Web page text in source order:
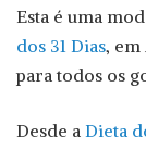
Esta é uma
dos 31 Dias, em
para todos os
Desde a Dieta